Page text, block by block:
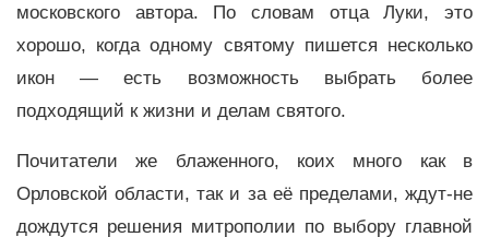
московского автора. По словам отца Луки, это
хорошо, когда одному святому пишется несколько
икон — есть возможность выбрать более
подходящий к жизни и делам святого.
Почитатели же блаженного, коих много как в
Орловской области, так и за её пределами, ждут-не
дождутся решения митрополии по выбору главной